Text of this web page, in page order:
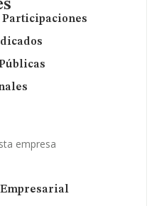
empresa